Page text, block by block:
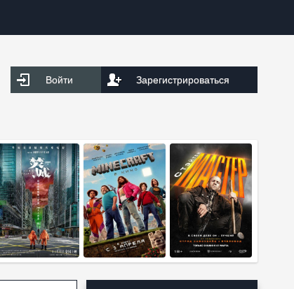
Войти Зарегистрироваться